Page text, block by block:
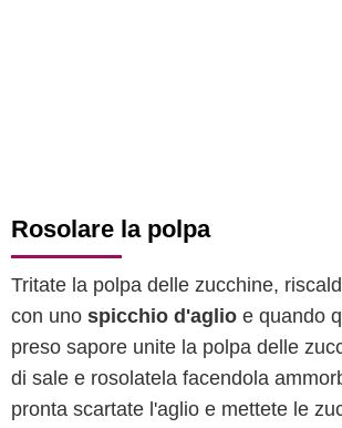
Rosolare la polpa
Tritate la polpa delle zucchine,
con uno spicchio d'aglio e quando
preso sapore unite la polpa delle
di sale e rosolatela facendola
pronta scartate l'aglio e mettete le